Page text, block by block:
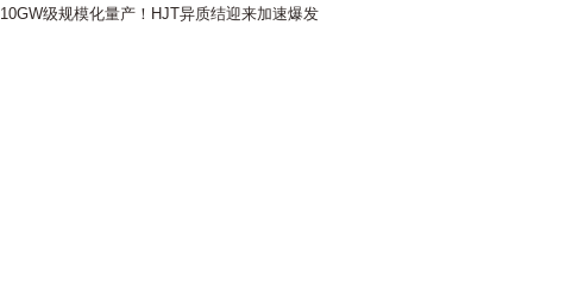
10GW级规模化量产！HJT异质结迎来加速爆发